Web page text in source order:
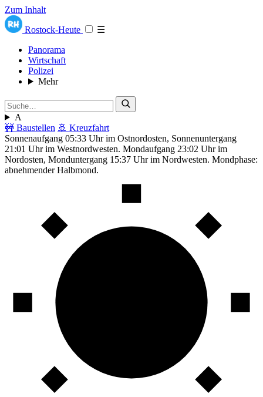
Zum Inhalt
Rostock-Heute
☰
Panorama
Wirtschaft
Polizei
Mehr
A
🚧 Baustellen 🚢 Kreuzfahrt
Sonnenaufgang 05:33 Uhr im Ostnordosten, Sonnenuntergang
21:01 Uhr im Westnordwesten. Mondaufgang 23:02 Uhr im
Nordosten, Monduntergang 15:37 Uhr im Nordwesten. Mondphase:
abnehmender Halbmond.